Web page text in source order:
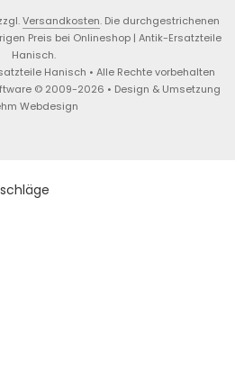
Versandkosten. Die durchgestrichenen
Preis bei Onlineshop | Antik-Ersatzteile
Hanisch.
Hanisch • Alle Rechte vorbehalten
© 2009-2026 • Design & Umsetzung
Webdesign